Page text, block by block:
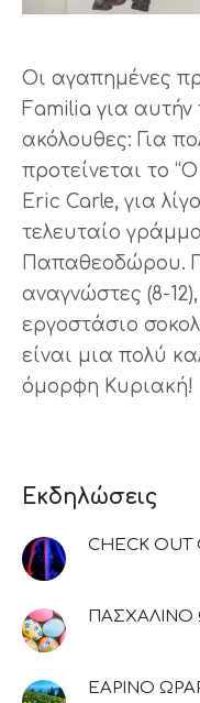
Οι αγαπημένες
Familia για αυτήν
ακόλουθες: Για
προτείνεται το
Eric Carle, για
τελευταίο
Παπαθεοδώρου.
αναγνώστες (8-
εργοστάσιο
είναι μια πολύ
όμορφη Κυριακή!
Εκδηλώσεις
CHECK OUT
ΠΑΣΧΑΛΙΝΟ
ΕΑΡΙΝΟ